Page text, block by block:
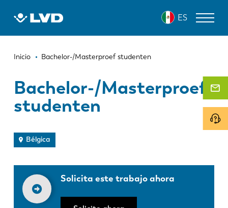
ES
Ruta
navegación
Inicio Bachelor-/Masterproef studenten
Bachelor-/Masterproef
studenten
Bélgica
Solicita este trabajo ahora
MÁQUINAS DE CORTE LÁSER
PANELADORAS
CIZALLAS
SOFTWARE
SERVICIO DE ATENCIÓN AL CLIENTE